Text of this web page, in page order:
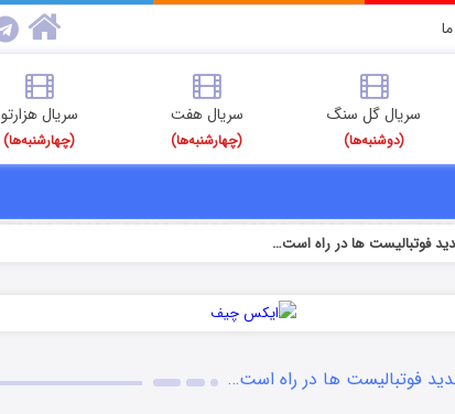
سریال گل سنگ
(دوشنبه‌ها)
سریال هفت
(چهارشنبه‌ها)
سریال هزارتو
(چهارشنبه‌ها)
فوتبالیست ها در راه است…
فوتبالیست ها در راه است…